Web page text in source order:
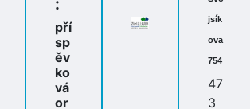
:
pří
sp
ěv
ko
vá
or
jsík
ova
754
47
3